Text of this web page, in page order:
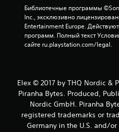
Библиотечные программы
Inc., эксклюзивно
Entertainment Europe.
программ. Полный текст
сайте ru.playstation.com/legal.
Elex © 2017 by THQ Nordic &
Piranha Bytes. Produced,
Nordic GmbH. Piranha
registered trademarks or
Germany in the U.S. and/